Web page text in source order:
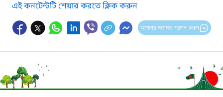
এই কনটেন্টটি শেয়ার করতে ক্লিক করুন
আপনার মতামত প্রদান করুন